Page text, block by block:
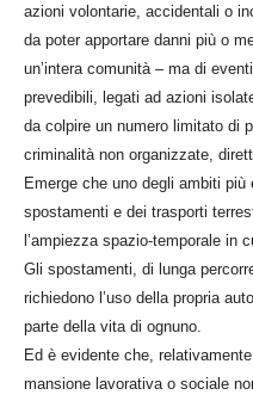
azioni volontarie, accidentali o
da poter apportare danni più o
un’intera comunità – ma di
prevedibili, legati ad azioni
da colpire un numero limitato di
criminalità non organizzate,
Emerge che uno degli ambiti più
spostamenti e dei trasporti
l’ampiezza spazio-temporale in
Gli spostamenti, di lunga
richiedono l’uso della propria
parte della vita di ognuno.
Ed è evidente che,
mansione lavorativa o sociale